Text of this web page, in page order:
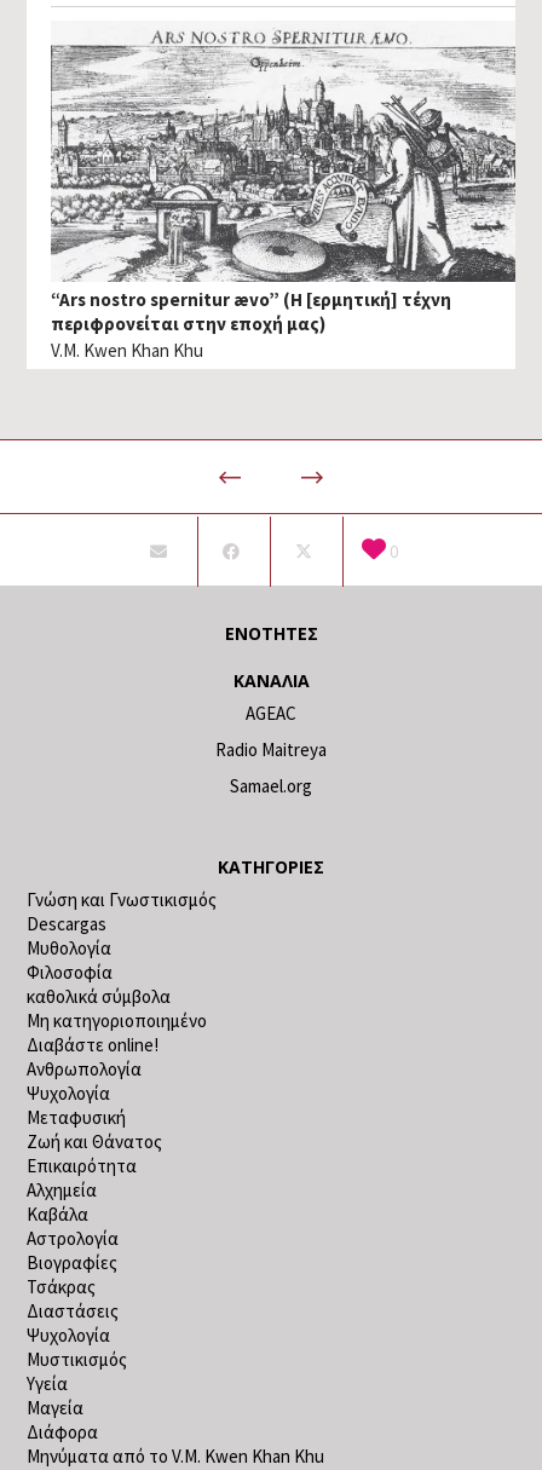
“Ars nostro spernitur ævo” (Η [ερμητική] τέχνη
περιφρονείται στην εποχή μας)
V.M. Kwen Khan Khu
0
ΕΝΌΤΗΤΕΣ
ΚΑΝΆΛΙΑ
AGEAC
Radio Maitreya
Samael.org
ΚΑΤΗΓΟΡΊΕΣ
Γνώση και Γνωστικισμός
Descargas
Μυθολογία
Φιλοσοφία
καθολικά σύμβολα
Μη κατηγοριοποιημένο
Διαβάστε online!
Ανθρωπολογία
Ψυχολογία
Μεταφυσική
Ζωή και Θάνατος
Επικαιρότητα
Αλχημεία
Καβάλα
Αστρολογία
Βιογραφίες
Τσάκρας
Διαστάσεις
Ψυχολογία
Μυστικισμός
Υγεία
Μαγεία
Διάφορα
Μηνύματα από το V.M. Kwen Khan Khu